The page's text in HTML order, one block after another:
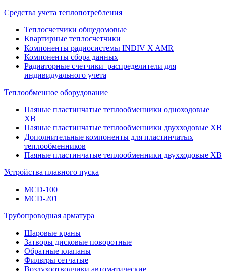
Средства учета теплопотребления
Теплосчетчики общедомовые
Квартирные теплосчетчики
Компоненты радиосистемы INDIV X AMR
Компоненты сбора данных
Радиаторные счетчики–распределители для
индивидуального учета
Теплообменное оборудование
Паяные пластинчатые теплообменники одноходовые
ХВ
Паяные пластинчатые теплообменники двухходовые ХВ
Дополнительные компоненты для пластинчатых
теплообменников
Паяные пластинчатые теплообменники двухходовые XB
Устройства плавного пуска
MCD-100
MCD-201
Трубопроводная арматура
Шаровые краны
Затворы дисковые поворотные
Обратные клапаны
Фильтры сетчатые
Воздухоотводчики автоматические